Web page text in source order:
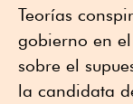
Teorías
gobierno en el
sobre el
la candidata